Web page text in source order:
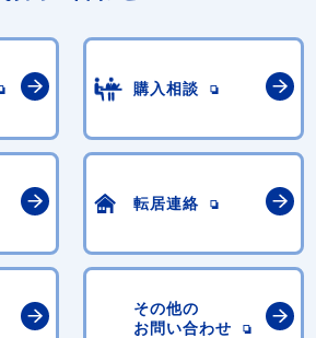
購入相談
転居連絡
その他の
お問い合わせ